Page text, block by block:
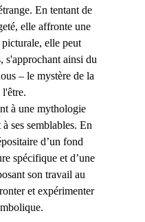
En tentant de
elle affronte une
elle peut
s'approchant ainsi du
– le mystère de la
à une mythologie
ses semblables. En
d’un fond
spécifique et d’une
son travail au
et expérimenter